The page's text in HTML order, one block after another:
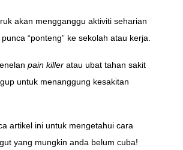
akan mengganggu aktiviti seharian
“ponteng” ke sekolah atau kerja.
pain killer atau ubat tahan sakit
untuk menanggung kesakitan
artikel ini untuk mengetahui cara
yang mungkin anda belum cuba!